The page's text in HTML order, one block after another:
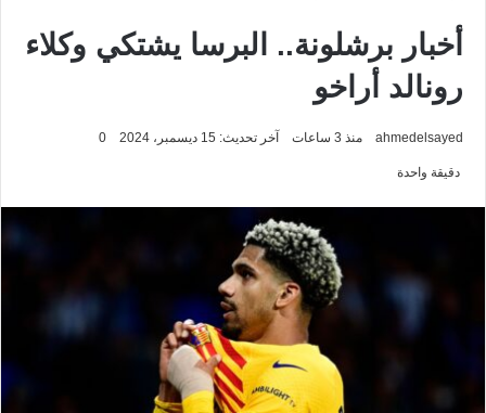
أخبار برشلونة.. البرسا يشتكي وكلاء
رونالد أراخو
ahmedelsayed منذ 3 ساعات آخر تحديث: 15 ديسمبر، 2024 0
دقيقة واحدة